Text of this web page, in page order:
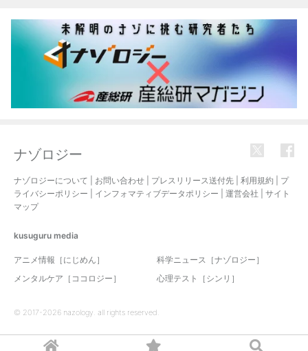
ナゾロジー
ナゾロジーについて お問い合わせ プレスリリース送付先 利用規約
プ
ライバシーポリシー
インフォマティブデータポリシー 運営会社
サイト
マップ
kusuguru media
アニメ情報［にじめん］
科学ニュース［ナゾロジー］
メンタルケア［ココロジー］
心理テスト［シンリ］
© 2017-2026 nazology. all rights reserved.